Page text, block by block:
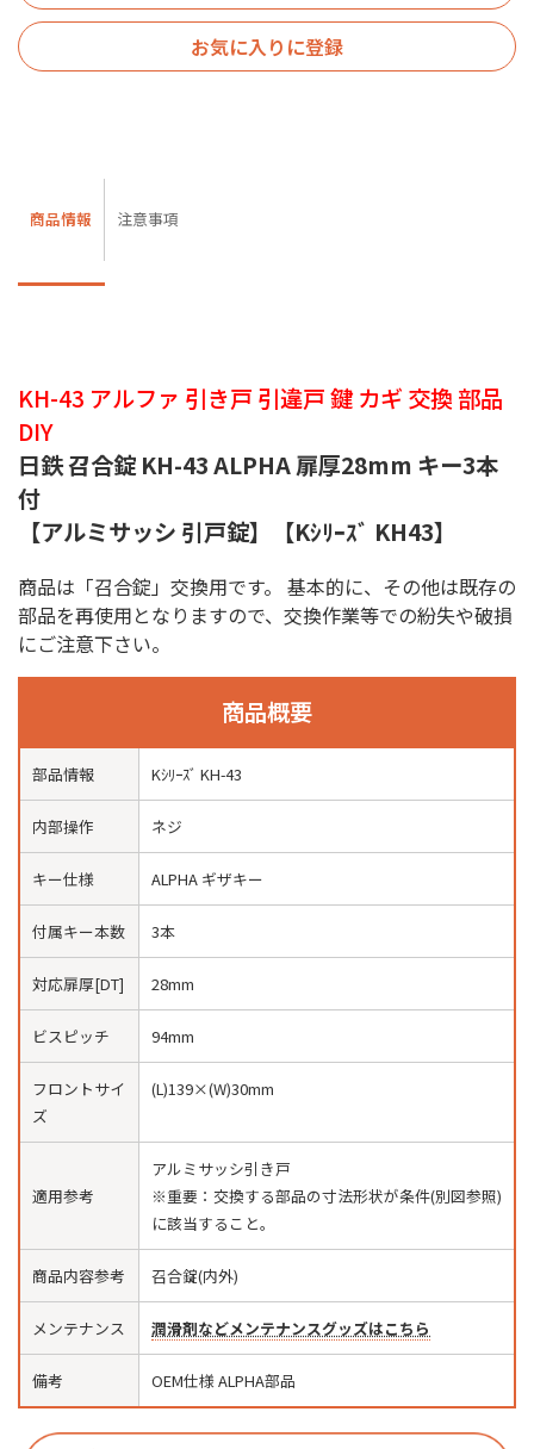
お気に入りに登録
商品情報 注意事項
KH-43 アルファ 引き戸 引違戸 鍵 カギ 交換 部品
DIY
日鉄 召合錠 KH-43 ALPHA 扉厚28mm キー3本
付
【アルミサッシ 引戸錠】【Kｼﾘｰｽﾞ KH43】
商品は「召合錠」交換用です。 基本的に、その他は既存の
部品を再使用となりますので、交換作業等での紛失や破損
にご注意下さい。
商品概要
部品情報 Kｼﾘｰｽﾞ KH-43
内部操作 ネジ
キー仕様 ALPHA ギザキー
付属キー本数 3本
対応扉厚[DT] 28mm
ビスピッチ 94mm
フロントサイ
ズ
(L)139×(W)30mm
適用参考
アルミサッシ引き戸
※重要：交換する部品の寸法形状が条件(別図参照)
に該当すること。
商品内容参考 召合錠(内外)
メンテナンス 潤滑剤などメンテナンスグッズはこちら
備考 OEM仕様 ALPHA部品